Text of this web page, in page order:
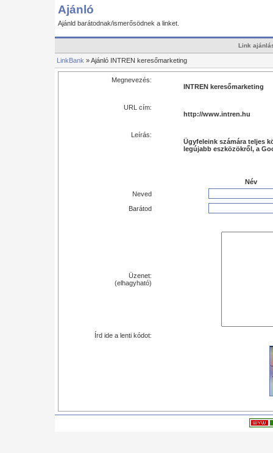
Ajánló
Ajánld barátodnak/ismerősödnek a linket.
Link
LinkBank » Ajánló INTREN keresőmarketing
Megnevezés:
INTREN keresőmarketing
URL cím:
http://www.intren.hu
Leírás:
Ügyfeleink számára teljes
legújabb eszközökről, a
Név
Neved
Barátod
Üzenet:
(elhagyható)
Írd ide a lenti kódot: